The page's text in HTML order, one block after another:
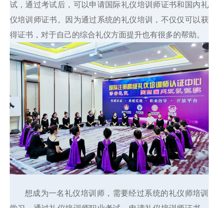
试，通过考试后，可以申请国际礼仪培训师证书和国内礼
仪培训师证书。因为通过系统的礼仪培训，不仅仅可以获
得证书，对于自己的综合礼仪方面提升也有很多的帮助。
想成为一名礼仪培训师，需要经过系统的礼仪师培训